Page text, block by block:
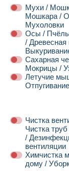
Мухи /
Мошкара /
Мухоловки
Осы /
/ Древесная
Сахарная
Мокрицы /
Летучие
Чистка
Чистка
/
вентиляции
Химчистка
дому /